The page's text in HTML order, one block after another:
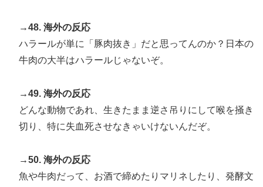
→48. 海外の反応
ハラールが単に「豚肉抜き」だと思ってんのか？日本の
牛肉の大半はハラールじゃないぞ。
→49. 海外の反応
どんな動物であれ、生きたまま逆さ吊りにして喉を掻き
切り、特に失血死させなきゃいけないんだぞ。
→50. 海外の反応
魚や牛肉だって、お酒で締めたりマリネしたり、発酵文